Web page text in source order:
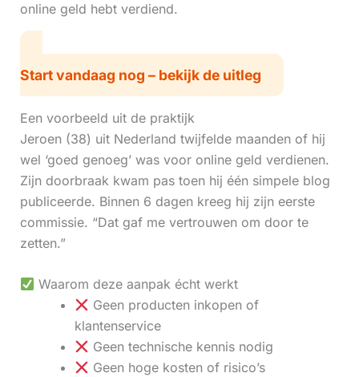
online geld hebt verdiend.
Start vandaag nog – bekijk de uitleg
Een voorbeeld uit de praktijk
Jeroen (38) uit Nederland twijfelde maanden of hij
wel ‘goed genoeg’ was voor online geld verdienen.
Zijn doorbraak kwam pas toen hij één simpele blog
publiceerde. Binnen 6 dagen kreeg hij zijn eerste
commissie. “Dat gaf me vertrouwen om door te
zetten.”
Waarom deze aanpak écht werkt
Geen producten inkopen of
klantenservice
Geen technische kennis nodig
Geen hoge kosten of risico’s